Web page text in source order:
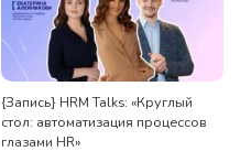
{Запись} HRM Talks: «Круглый
стол: автоматизация процессов
глазами HR»